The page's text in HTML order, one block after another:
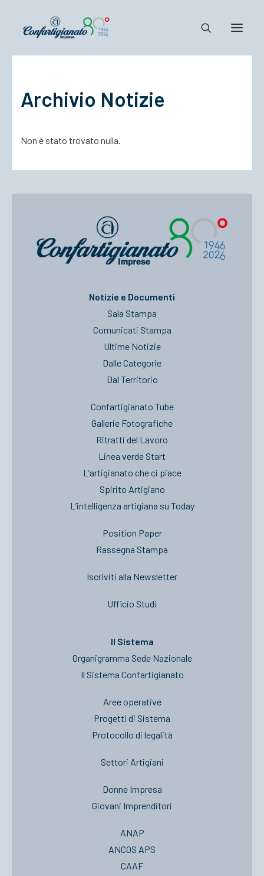
Confartigianato
Il Sistema
Archivio Notizie
Non è stato trovato nulla.
Notizie e Documenti
Sala Stampa
Comunicati Stampa
Ultime Notizie
Dalle Categorie
Dal Territorio
Confartigianato Tube
Gallerie Fotografiche
Ritratti del Lavoro
Linea verde Start
L’artigianato che ci piace
Spirito Artigiano
L’intelligenza artigiana su Today
Position Paper
Rassegna Stampa
Iscriviti alla Newsletter
Ufficio Studi
Il Sistema
Organigramma Sede Nazionale
Il Sistema Confartigianato
Aree operative
Progetti di Sistema
Protocollo di legalità
Settori Artigiani
Donne Impresa
Giovani Imprenditori
ANAP
ANCOS APS
CAAF